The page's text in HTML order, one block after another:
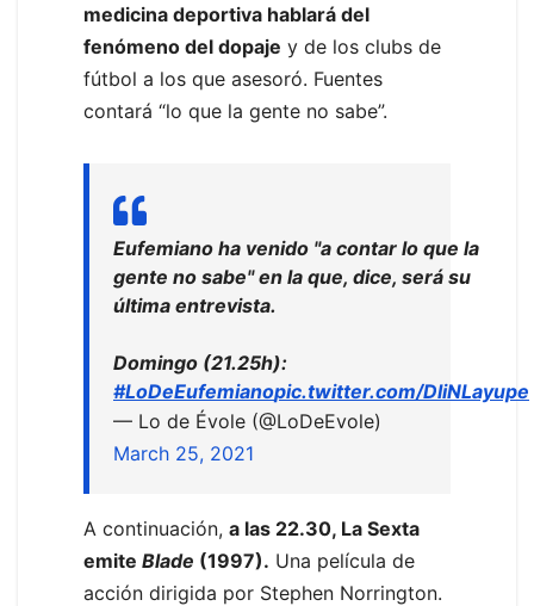
medicina deportiva hablará del
fenómeno del dopaje y de los clubs de
fútbol a los que asesoró. Fuentes
contará “lo que la gente no sabe”.
Eufemiano ha venido "a contar lo que la
gente no sabe" en la que, dice, será su
última entrevista.
Domingo (21.25h):
#LoDeEufemianopic.twitter.com/DliNLayupe
— Lo de Évole (@LoDeEvole)
March 25, 2021
A continuación, a las 22.30, La Sexta
emite Blade (1997). Una película de
acción dirigida por Stephen Norrington.